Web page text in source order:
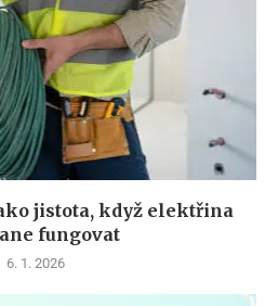
jistota, když elektřina
fungovat
6. 1. 2026